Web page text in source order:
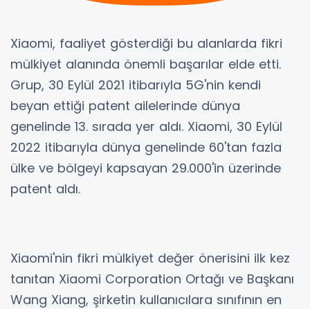
Xiaomi, faaliyet gösterdiği bu alanlarda fikri
mülkiyet alanında önemli başarılar elde etti.
Grup, 30 Eylül 2021 itibarıyla 5G'nin kendi
beyan ettiği patent ailelerinde dünya
genelinde 13. sırada yer aldı. Xiaomi, 30 Eylül
2022 itibarıyla dünya genelinde 60'tan fazla
ülke ve bölgeyi kapsayan 29.000'in üzerinde
patent aldı.
Xiaomi'nin fikri mülkiyet değer önerisini ilk kez
tanıtan Xiaomi Corporation Ortağı ve Başkanı
Wang Xiang, şirketin kullanıcılara sınıfının en